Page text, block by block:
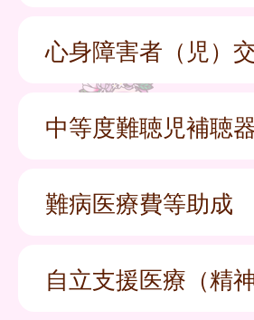
心身障害者（児）
中等度難聴児補聴
難病医療費等助成
自立支援医療（精